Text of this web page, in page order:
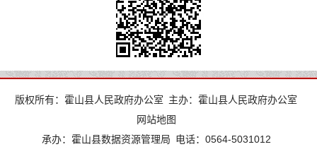
版权所有：霍山县人民政府办公室 主办：霍山县人民政府办公室
网站地图
承办：霍山县数据资源管理局 电话：0564-5031012